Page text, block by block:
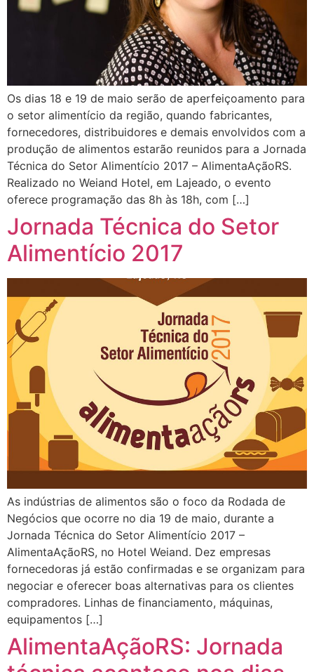
Os dias 18 e 19 de maio serão de aperfeiçoamento para
o setor alimentício da região, quando fabricantes,
fornecedores, distribuidores e demais envolvidos com a
produção de alimentos estarão reunidos para a Jornada
Técnica do Setor Alimentício 2017 – AlimentaAçãoRS.
Realizado no Weiand Hotel, em Lajeado, o evento
oferece programação das 8h às 18h, com […]
Jornada Técnica do Setor
Alimentício 2017
As indústrias de alimentos são o foco da Rodada de
Negócios que ocorre no dia 19 de maio, durante a
Jornada Técnica do Setor Alimentício 2017 –
AlimentaAçãoRS, no Hotel Weiand. Dez empresas
fornecedoras já estão confirmadas e se organizam para
negociar e oferecer boas alternativas para os clientes
compradores. Linhas de financiamento, máquinas,
equipamentos […]
AlimentaAçãoRS: Jornada